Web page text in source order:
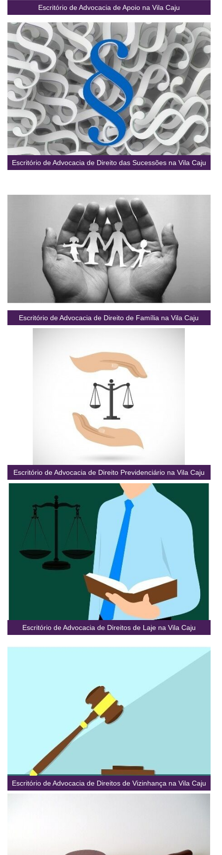
Escritório de Advocacia de Apoio na Vila Caju
Escritório de Advocacia de Direito das Sucessões na Vila Caju
Escritório de Advocacia de Direito de Família na Vila Caju
Escritório de Advocacia de Direito Previdenciário na Vila Caju
Escritório de Advocacia de Direitos de Laje na Vila Caju
Escritório de Advocacia de Direitos de Vizinhança na Vila Caju